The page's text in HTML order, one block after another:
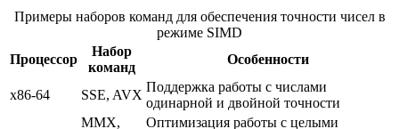
Примеры наборов команд для обеспечения точности чисел в
режиме SIMD
Процессор
Набор
команд
Особенности
x86-64 SSE, AVX
Поддержка работы с числами
одинарной и двойной точности
MMX,
Оптимизация работы с целыми